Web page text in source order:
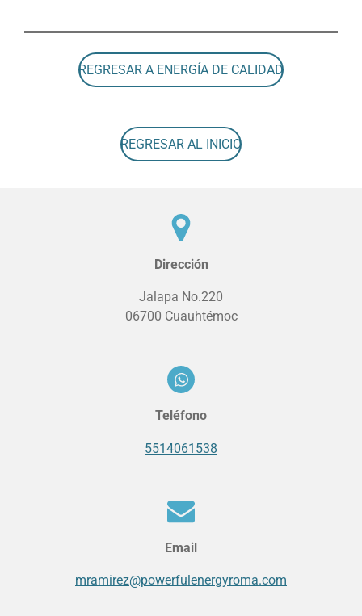
REGRESAR A ENERGÍA DE CALIDAD
REGRESAR AL INICIO
Dirección
Jalapa No.220
06700 Cuauhtémoc
Teléfono
5514061538
Email
mramirez@powerfulenergyroma.com